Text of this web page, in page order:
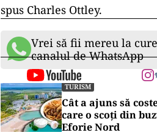
spus Charles Ottley.
Vrei să fii mereu la
canalul de WhatsApp
TURISM
Cât a ajuns să
care o scoți din
Eforie Nord